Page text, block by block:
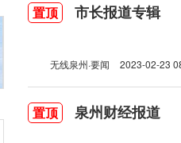
置顶 市长报道专辑
无线泉州·要闻 2023-02-23
置顶 泉州财经报道